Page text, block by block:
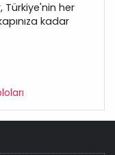
Türkiye'nin her
kadar